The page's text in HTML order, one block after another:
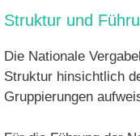
Struktur und
Die Nationale
Struktur hinsichtlich
Gruppierungen